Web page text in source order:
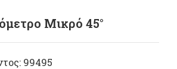
Μικρό 45°
99495